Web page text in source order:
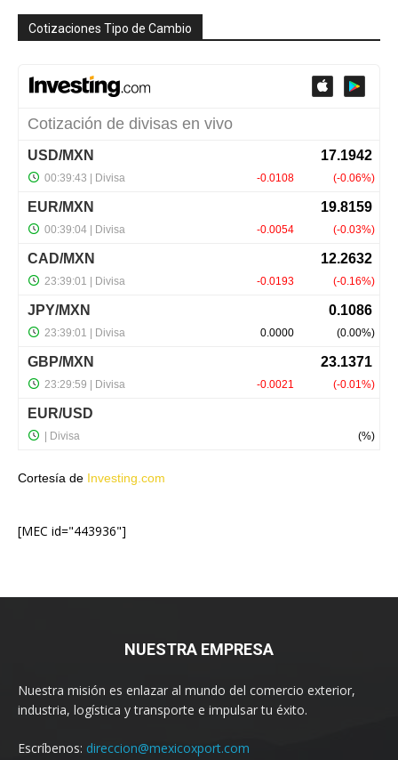
Cotizaciones Tipo de Cambio
Cortesía de Investing.com
[MEC id="443936"]
NUESTRA EMPRESA
Nuestra misión es enlazar al mundo del comercio exterior,
industria, logística y transporte e impulsar tu éxito.
Escríbenos: direccion@mexicoxport.com